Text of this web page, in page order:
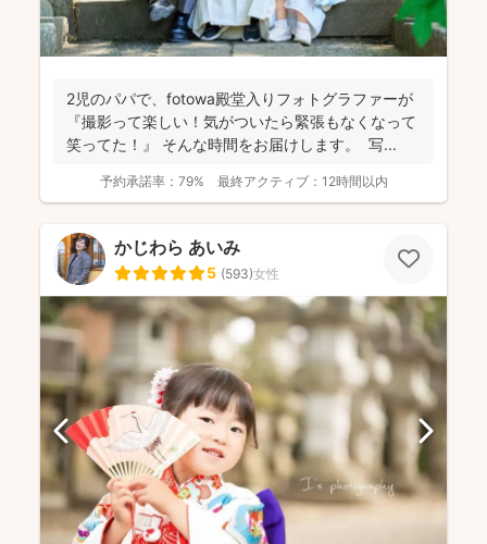
2児のパパで、fotowa殿堂入りフォトグラファーが
『撮影って楽しい！気がついたら緊張もなくなって
笑ってた！』 そんな時間をお届けします。 写...
予約承諾率： 79% 最終アクティブ： 12時間以内
かじわら あいみ
5 (593)女性